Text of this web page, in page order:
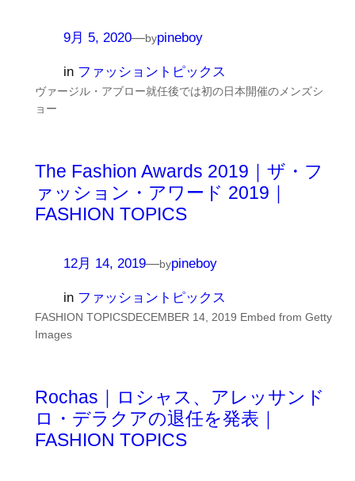
9月 5, 2020—bypineboy
in ファッショントピックス
ヴァージル・アブロー就任後では初の日本開催のメンズシ
ョー
The Fashion Awards 2019｜ザ・フ
ァッション・アワード 2019｜
FASHION TOPICS
12月 14, 2019—bypineboy
in ファッショントピックス
FASHION TOPICSDECEMBER 14, 2019 Embed from Getty
Images
Rochas｜ロシャス、アレッサンド
ロ・デラクアの退任を発表｜
FASHION TOPICS